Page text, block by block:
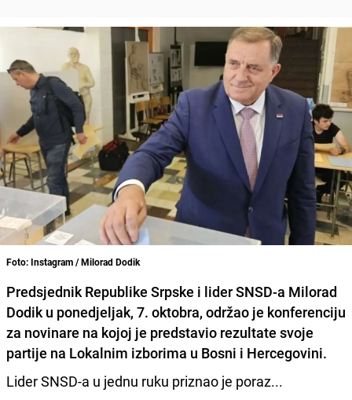
Foto: Instagram / Milorad Dodik
Predsjednik Republike Srpske i lider SNSD-a Milorad
Dodik u ponedjeljak, 7. oktobra, održao je konferenciju
za novinare na kojoj je predstavio rezultate svoje
partije na Lokalnim izborima u Bosni i Hercegovini.
Lider SNSD-a u jednu ruku priznao je poraz...